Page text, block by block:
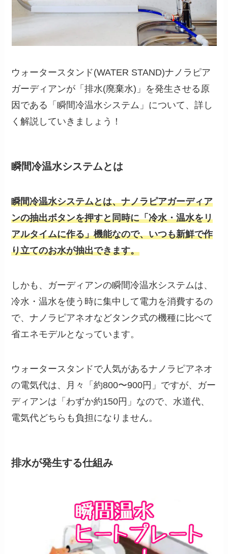
ウォータースタンド(WATER STAND)ナノラピア
ガーディアンが「排水(廃棄水)」を発生させる原
因である「瞬間冷温水システム」について、詳し
く解説していきましょう！
瞬間冷温水システムとは
瞬間冷温水システムとは、ナノラピアガーディア
ンの抽出ボタンを押すと同時に「冷水・温水をリ
アルタイムに作る」機能なので、いつも新鮮で作
り立てのお水が抽出できます。
しかも、ガーディアンの瞬間冷温水システムは、
冷水・温水を使う時に集中して電力を消費するの
で、ナノラピアネオなどタンク式の機種に比べて
省エネモデルとなっています。
ウォータースタンドで人気があるナノラピアネオ
の電気代は、月々「約800〜900円」ですが、ガー
ディアンは「わずか約150円」なので、水道代、
電気代どちらも負担になりません。
排水が発生する仕組み